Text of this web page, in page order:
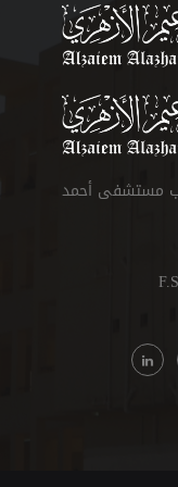
مستشفى أحمد